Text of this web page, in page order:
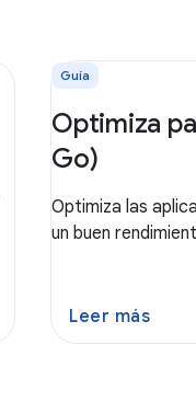
Guía
Optimiza
Go)
Optimiza las
un buen
Leer más